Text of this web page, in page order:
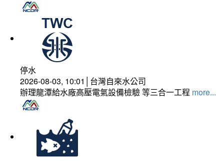
停水
2026-08-03, 10:01│台灣自來水公司
辦理龍潭給水廠高壓電氣設備檢驗 等三合一工程 more...